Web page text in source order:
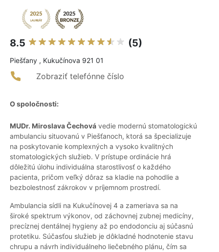
8.5 (5)
Piešťany , Kukučínova 921 01
Zobraziť telefónne číslo
O spoločnosti:
MUDr. Miroslava Čechová vedie modernú stomatologickú
ambulanciu situovanú v Piešťanoch, ktorá sa špecializuje
na poskytovanie komplexných a vysoko kvalitných
stomatologických služieb. V prístupe ordinácie hrá
dôležitú úlohu individuálna starostlivosť o každého
pacienta, pričom veľký dôraz sa kladie na pohodlie a
bezbolestnosť zákrokov v príjemnom prostredí.
Ambulancia sídli na Kukučínovej 4 a zameriava sa na
široké spektrum výkonov, od záchovnej zubnej medicíny,
precíznej dentálnej hygieny až po endodonciu aj súčasnú
protetiku. Súčasťou služieb je dôkladné hodnotenie stavu
chrupu a návrh individuálneho liečebného plánu, čím sa